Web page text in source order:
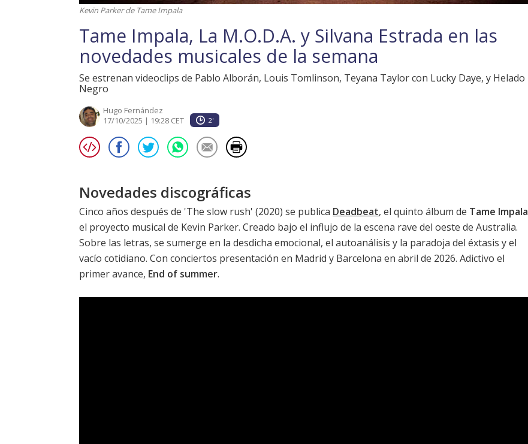
Kevin Parker de Tame Impala
Tame Impala, La M.O.D.A. y Silvana Estrada en las
novedades musicales de la semana
Se estrenan videoclips de Pablo Alborán, Louis Tomlinson, Teyana Taylor con Lucky Daye, y Helado
Negro
Hugo Fernández
17/10/2025 | 19:28 CET
2'
Novedades discográficas
Cinco años después de 'The slow rush' (2020) se publica Deadbeat, el quinto álbum de Tame Impala
el proyecto musical de Kevin Parker. Creado bajo el influjo de la escena rave del oeste de Australia.
Sobre las letras, se sumerge en la desdicha emocional, el autoanálisis y la paradoja del éxtasis y el
vacío cotidiano. Con conciertos presentación en Madrid y Barcelona en abril de 2026. Adictivo el
primer avance, End of summer.